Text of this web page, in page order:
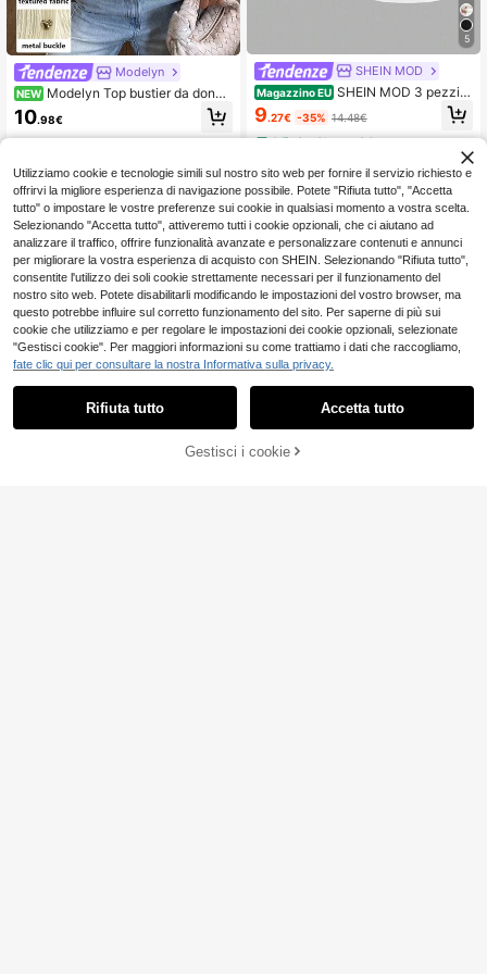
Modelyn
NEW Modelyn Top bustier da donna
in tessuto lavorato a maglia con tex
ture, maniche lunghe, vestibilità ad
erente e fibbia metallica, per uscite,
he
10.98€
Risparmia 3.41€
5
SHEIN MOD
Magazzino EU SHEIN MOD 3 pezzi/s
et Top tubo con scollo a V profondo
arricciato da donna, bianco, adatto
per rave, laurea, romantico, estate, f
estival, campagna, vacanza al mar
e, tea festa, modesto
9.27€ -35% 14.48€
4-7 giorni lavorativi
COMPRA ORA
Utilizziamo cookie e tecnologie simili sul nostro sito web per fornire il servizio richiesto e
offrirvi la migliore esperienza di navigazione possibile. Potete "Rifiuta tutto", "Accetta
tutto" o impostare le vostre preferenze sui cookie in qualsiasi momento a vostra scelta.
Selezionando "Accetta tutto", attiveremo tutti i cookie opzionali, che ci aiutano ad
analizzare il traffico, offrire funzionalità avanzate e personalizzare contenuti e annunci
per migliorare la vostra esperienza di acquisto con SHEIN. Selezionando "Rifiuta tutto",
consentite l'utilizzo dei soli cookie strettamente necessari per il funzionamento del
nostro sito web. Potete disabilitarli modificando le impostazioni del vostro browser, ma
questo potrebbe influire sul corretto funzionamento del sito. Per saperne di più sui
cookie che utilizziamo e per regolare le impostazioni dei cookie opzionali, selezionate
"Gestisci cookie". Per maggiori informazioni su come trattiamo i dati che raccogliamo,
fate clic qui per consultare la nostra Informativa sulla privacy.
Rifiuta tutto Accetta tutto
Gestisci i cookie